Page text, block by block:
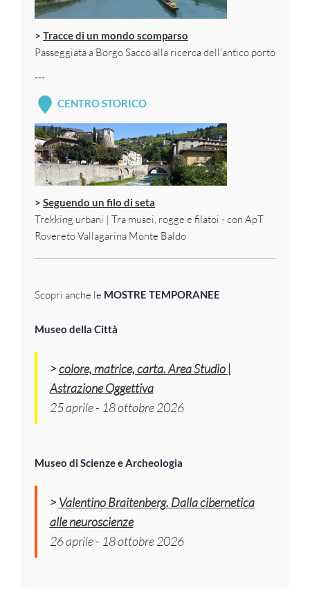
> Tracce di un mondo scomparso
Passeggiata a Borgo Sacco alla ricerca dell'antico porto
---
CENTRO STORICO
> Seguendo un filo di seta
Trekking urbani | Tra musei, rogge e filatoi - con ApT
Rovereto Vallagarina Monte Baldo
Scopri anche le MOSTRE TEMPORANEE
Museo della Città
>colore, matrice, carta. Area Studio |
Astrazione Oggettiva
25 aprile - 18 ottobre 2026
Museo di Scienze e Archeologia
> Valentino Braitenberg. Dalla cibernetica
alle neuroscienze
26 aprile - 18 ottobre 2026